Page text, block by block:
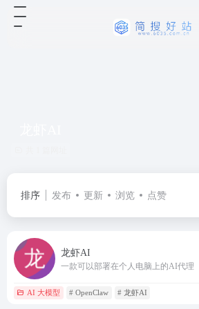
排序 发布 更新 浏览 点赞
龙虾AI
一款可以部署在个人电脑上的AI代理
AI 大模型 # OpenClaw # 龙虾AI